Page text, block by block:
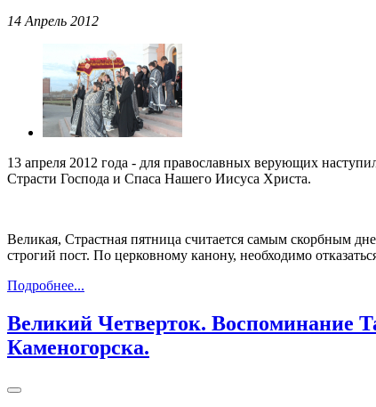
14 Апрель 2012
13 апреля 2012 года - для православных верующих
Страсти Господа и Спаса Нашего Иисуса Христа.
Великая, Страстная пятница считается самым скорбным
строгий пост. По церковному канону, необходимо
Подробнее...
Великий Четверток. Воспоминание
Каменогорска.